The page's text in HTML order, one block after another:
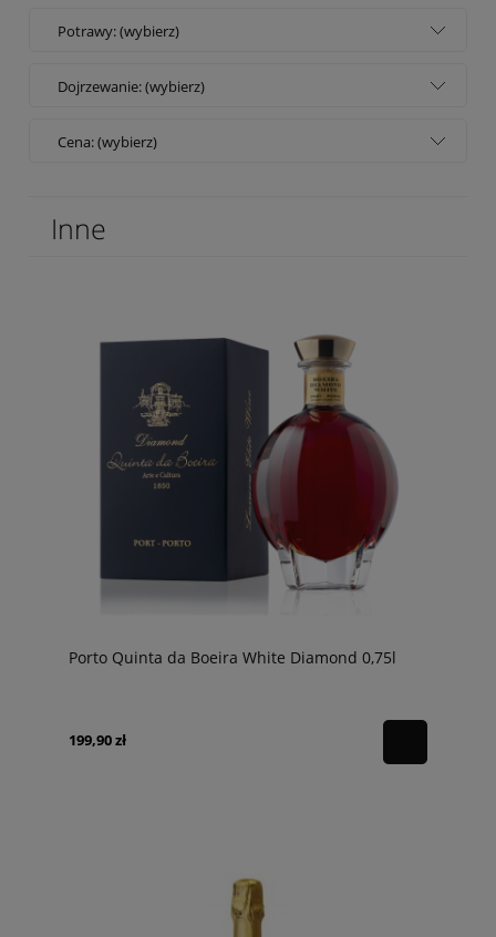
Potrawy: (wybierz)
Dojrzewanie: (wybierz)
Cena: (wybierz)
Inne
Porto Quinta da Boeira White Diamond 0,75l
199,90 zł